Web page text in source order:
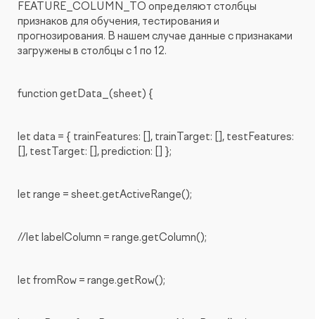
FEATURE_COLUMN_TO определяют столбцы
признаков для обучения, тестирования и
прогнозирования. В нашем случае данные с признаками
загружены в столбцы с 1 по 12.
function getData_(sheet) {
let data = { trainFeatures: [], trainTarget: [], testFeatures:
[], testTarget: [], prediction: [] };
let range = sheet.getActiveRange();
//let labelColumn = range.getColumn();
let fromRow = range.getRow();